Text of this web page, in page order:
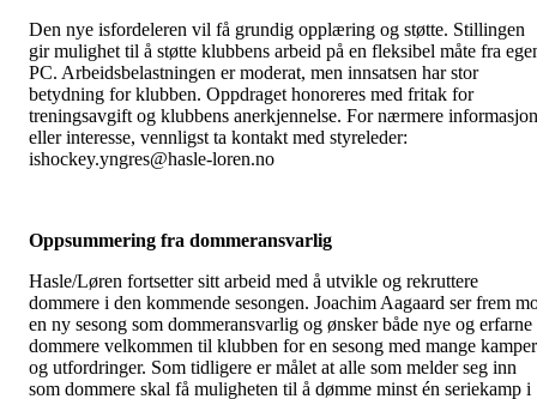
Den nye isfordeleren vil få grundig opplæring og støtte. Stillingen
gir mulighet til å støtte klubbens arbeid på en fleksibel måte fra
PC. Arbeidsbelastningen er moderat, men innsatsen har stor
betydning for klubben. Oppdraget honoreres med fritak for
treningsavgift og klubbens anerkjennelse. For nærmere informasjon
eller interesse, vennligst ta kontakt med styreleder:
ishockey.yngres@hasle-loren.no
Oppsummering fra dommeransvarlig
Hasle/Løren fortsetter sitt arbeid med å utvikle og rekruttere
dommere i den kommende sesongen. Joachim Aagaard ser frem
en ny sesong som dommeransvarlig og ønsker både nye og erfarne
dommere velkommen til klubben for en sesong med mange kamper
og utfordringer. Som tidligere er målet at alle som melder seg inn
som dommere skal få muligheten til å dømme minst én seriekamp i